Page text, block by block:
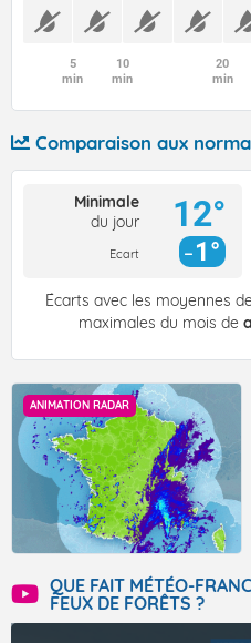
5
min
10
min
20
min
Comparaison aux
Minimale
du jour
Ecart
12°
1°
Écarts avec les moyennes
maximales du mois de
ANIMATION RADAR
QUE FAIT MÉTÉO-
FEUX DE FORÊTS ?